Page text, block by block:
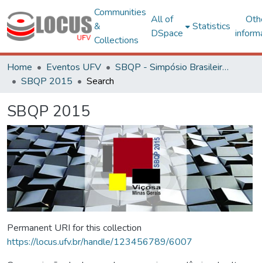
Communities
&
Collections
All of
DSpace
Statistics
Home Eventos UFV
SBQP - Simpósio Brasileiro de Qualidade do Projeto no Ambiente Construído
SBQP 2015
Search
SBQP 2015
Permanent URI for this collection
https://locus.ufv.br/handle/123456789/6007